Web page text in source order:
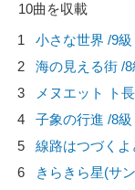
10曲を収載
1
小さな世界 /9級
2
海の見える街 /8
3
メヌエット ト
4
子象の行進 /8級
5
線路はつづくよ
6
きらきら星(サ